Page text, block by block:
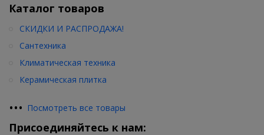
Каталог товаров
СКИДКИ И РАСПРОДАЖА!
Сантехника
Климатическая техника
Керамическая плитка
••• Посмотреть все товары
Присоединяйтесь к нам: